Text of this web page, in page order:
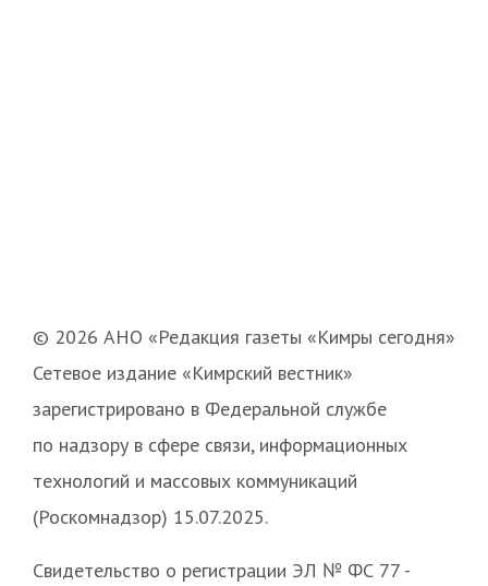
© 2026 АНО «Редакция газеты «Кимры сегодня»
Сетевое издание «Кимрский вестник»
зарегистрировано в Федеральной службе
по надзору в сфере связи, информационных
технологий и массовых коммуникаций
(Роскомнадзор) 15.07.2025.
Свидетельство о регистрации ЭЛ № ФС 77 -